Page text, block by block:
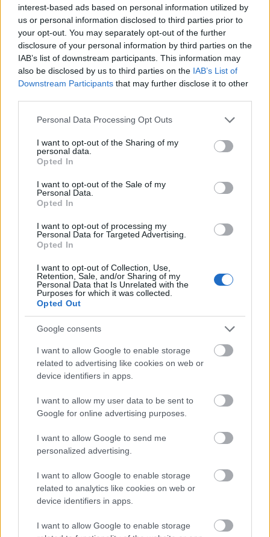
interest-based ads based on personal information utilized by
us or personal information disclosed to third parties prior to
your opt-out. You may separately opt-out of the further
disclosure of your personal information by third parties on the
IAB’s list of downstream participants. This information may
also be disclosed by us to third parties on the IAB’s List of
Downstream Participants that may further disclose it to other
Please note that this website/app uses one or more Google
not limited to your visit or usage behaviour. You may click to
grant or deny consent to Google and its third-party tags to
use your data for below specified purposes in below Google
consent section.
Personal Data Processing Opt Outs
I want to opt-out of the Sharing of my
personal data.
Opted In
I want to opt-out of the Sale of my
Personal Data.
Opted In
I want to opt-out of processing my
Personal Data for Targeted Advertising.
Opted In
I want to opt-out of Collection, Use,
Retention, Sale, and/or Sharing of my
Personal Data that Is Unrelated with the
Purposes for which it was collected.
Opted Out
Google consents
I want to allow Google to enable storage
related to advertising like cookies on web or
device identifiers in apps.
I want to allow my user data to be sent to
Google for online advertising purposes.
I want to allow Google to send me
personalized advertising.
I want to allow Google to enable storage
related to analytics like cookies on web or
device identifiers in apps.
I want to allow Google to enable storage
Most pedig csak pont annyira távolodunk el a
messzire nem megyünk, sőt, bizonyos értelemben
semennyire sem, mert vannak, akiknek az ilyesfajta
amellett, hogy nagyobb szabadságot is ad. Most két
album erejéig az úgynevezett folyamatzenék
berkeibe merülünk alá, és előre mondhatom,
érdemes bevállalni. AVágtázó Csodaszarvasmost
pár év rákészülés utánÖrömtüzek a világ tetején
(Fonó, 2017) címmel járja meg köreit az ázsiai
pusztáktól a magyar tájakig. Rögvest a közepébe
csapnak, vagyis belevágtáznak a kulturális
újrateremtésbe, mert erről van itt szó, a régi
hagyományok, az ősiség megújításáról, lehetőleg
emlékeztetni a modern embert eredetére, lehetőleg
minél nagyobb energialökettel. És nincs mit tenni,
óriási szükség is van az efféle természet közeli
erőkkel és életminőségekkel való foglalatosságnak
virtualizálódó korunkban, létszükséglet ki-kilépni
egyre szűkülő tereinkből. Grandpierre Atillára, a
zenekar énekesére és mindenesére persze lehet
számítani az effajta világmegismerésben, rajta
további élettereket nyitni a gyanútlanoknak, tán itt
és most bizonyos értelemben messzebb jutott ezen
van abban valami megnyugtató, hogy ezt a tobzódó
energiát nem csak hangos gitárokkal, hanem
akusztikus hangszerekkel is fel lehet pörgetni. Persze
ironikus és abszurd is talán, hogy mindez plasztik
eszközök közvetítésével jut el a befogadóhoz, de